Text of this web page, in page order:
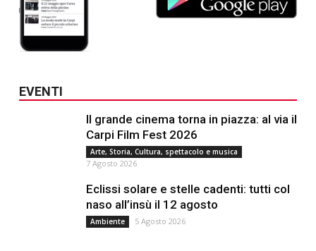
EVENTI
Il grande cinema torna in piazza: al via il
Carpi Film Fest 2026
Arte, Storia, Cultura, spettacolo e musica
7 Agosto 2026
Eclissi solare e stelle cadenti: tutti col
naso all’insù il 12 agosto
Ambiente 5 Agosto 2026